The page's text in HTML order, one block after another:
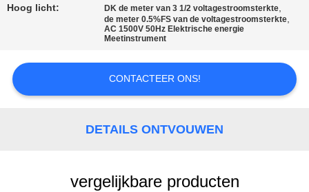
NIEUWS
SITEMAP
Hoog licht: DK de meter van 3 1/2 voltagestroomsterkte,
de meter 0.5%FS van de voltagestroomsterkte,
AC 1500V 50Hz Elektrische energie
Meetinstrument
CONTACTEER ONS!
DETAILS ONTVOUWEN
vergelijkbare producten